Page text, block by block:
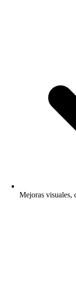
Mejoras visuales,